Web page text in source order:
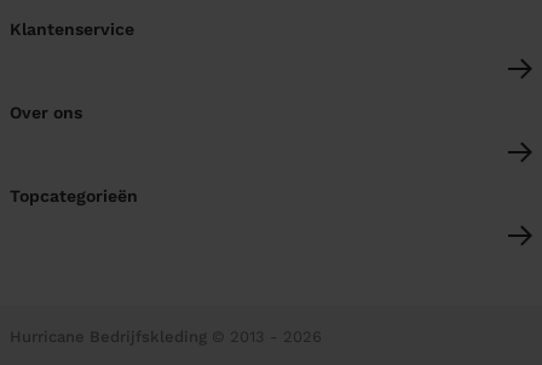
Klantenservice
Over ons
Topcategorieën
Hurricane Bedrijfskleding © 2013 - 2026